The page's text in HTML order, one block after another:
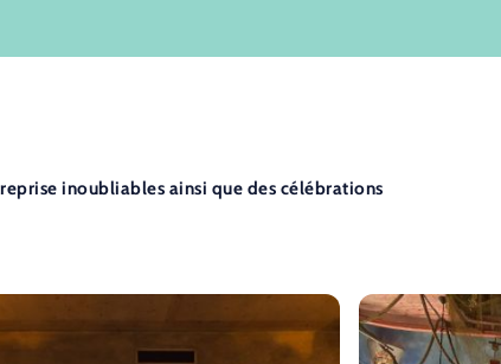
inoubliables ainsi que des célébrations